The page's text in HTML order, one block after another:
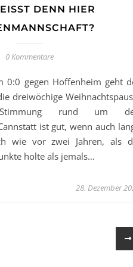
DENN HIER S
0 Kommentare
0:0 gegen Hoffenheim geht
dreiwöchige
rund um
ist gut, wenn auch
wie vor zwei Jahren, als
holte als jemals…
28. Dezember